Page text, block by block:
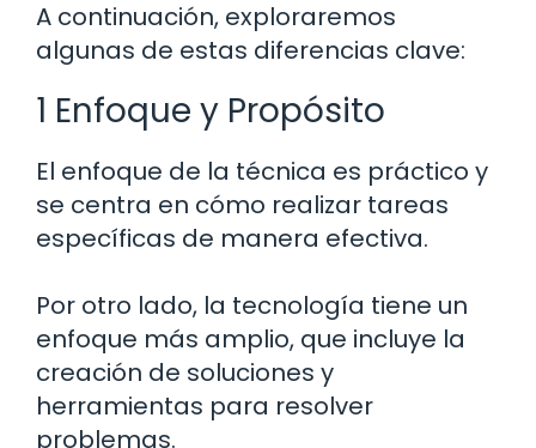
A continuación, exploraremos
algunas de estas diferencias clave:
1 Enfoque y Propósito
El enfoque de la técnica es práctico y
se centra en cómo realizar tareas
específicas de manera efectiva.
Por otro lado, la tecnología tiene un
enfoque más amplio, que incluye la
creación de soluciones y
herramientas para resolver
problemas.